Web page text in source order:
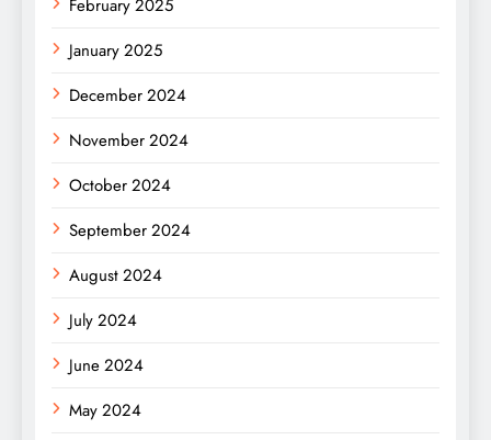
February 2025
January 2025
December 2024
November 2024
October 2024
September 2024
August 2024
July 2024
June 2024
May 2024